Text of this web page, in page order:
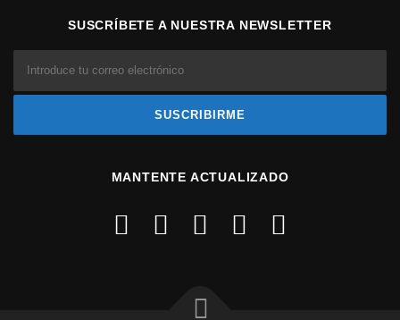
SUSCRÍBETE A NUESTRA NEWSLETTER
MANTENTE ACTUALIZADO